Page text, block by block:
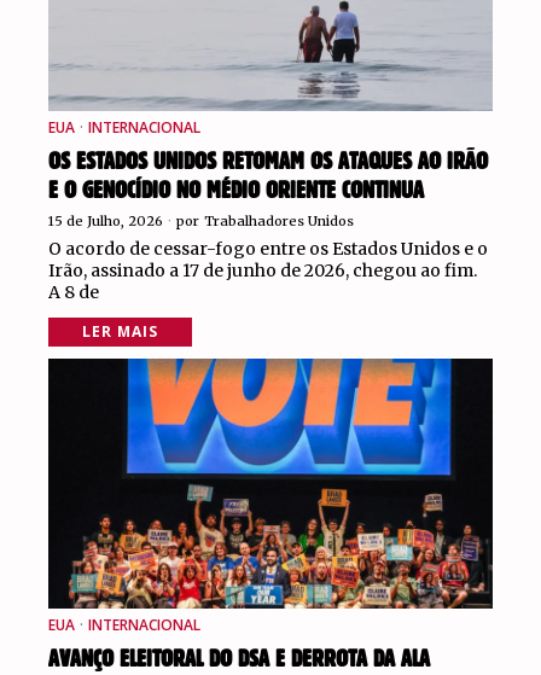
EUA · INTERNACIONAL
OS ESTADOS UNIDOS RETOMAM OS ATAQUES AO IRÃO
E O GENOCÍDIO NO MÉDIO ORIENTE CONTINUA
15 de Julho, 2026 por Trabalhadores Unidos
O acordo de cessar-fogo entre os Estados Unidos e o
Irão, assinado a 17 de junho de 2026, chegou ao fim.
A 8 de
LER MAIS
EUA · INTERNACIONAL
AVANÇO ELEITORAL DO DSA E DERROTA DA ALA